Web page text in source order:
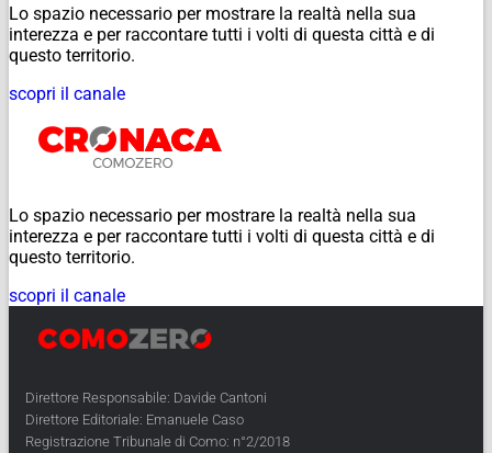
Lo spazio necessario per mostrare la realtà nella sua
interezza e per raccontare tutti i volti di questa città e di
questo territorio.
scopri il canale
Lo spazio necessario per mostrare la realtà nella sua
interezza e per raccontare tutti i volti di questa città e di
questo territorio.
scopri il canale
Direttore Responsabile: Davide Cantoni
Direttore Editoriale: Emanuele Caso
Registrazione Tribunale di Como: n°2/2018